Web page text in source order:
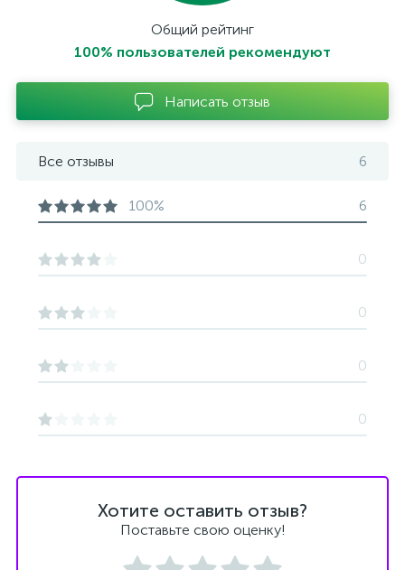
Хотите оставить отзыв?
Поставьте свою оценку!
Общий рейтинг
100% пользователей рекомендуют
Написать отзыв
Все отзывы 6
100% 6
0
0
0
0